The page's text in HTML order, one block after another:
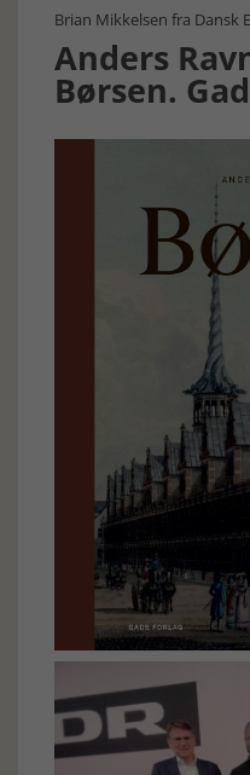
Brian Mikkelsen fra Dansk
Anders
Børsen.